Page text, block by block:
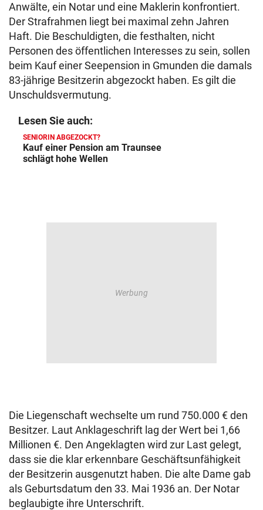
Anwälte, ein Notar und eine Maklerin konfrontiert.
Der Strafrahmen liegt bei maximal zehn Jahren
Haft. Die Beschuldigten, die festhalten, nicht
Personen des öffentlichen Interesses zu sein, sollen
beim Kauf einer Seepension in Gmunden die damals
83-jährige Besitzerin abgezockt haben. Es gilt die
Unschuldsvermutung.
Lesen Sie auch:
SENIORIN ABGEZOCKT?
Kauf einer Pension am Traunsee
schlägt hohe Wellen
Die Liegenschaft wechselte um rund 750.000 € den
Besitzer. Laut Anklageschrift lag der Wert bei 1,66
Millionen €. Den Angeklagten wird zur Last gelegt,
dass sie die klar erkennbare Geschäftsunfähigkeit
der Besitzerin ausgenutzt haben. Die alte Dame gab
als Geburtsdatum den 33. Mai 1936 an. Der Notar
beglaubigte ihre Unterschrift.